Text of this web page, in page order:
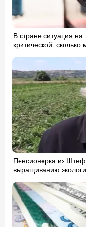
В стране ситуация на
критической: сколько
Пенсионерка из
выращиванию